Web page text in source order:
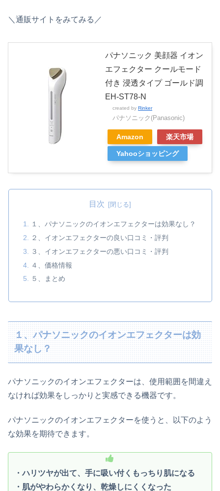
＼通販サイトをみてみる／
パナソニック 美顔器 イオン
エフェクター クールモード
付き 浸透タイプ ゴールド調
EH-ST78-N
created by Rinker
パナソニック(Panasonic)
Amazon 楽天市場
Yahooショッピング
目次
１、パナソニックのイオンエフェクターは効果なし？
２、イオンエフェクターの良い口コミ・評判
３、イオンエフェクターの悪い口コミ・評判
４、価格情報
５、まとめ
１、パナソニックのイオンエフェクターは効
果なし？
パナソニックのイオンエフェクターは、使用範囲を間違え
なければ効果をしっかりと実感できる機器です。
パナソニックのイオンエフェクターを使うと、以下のよう
な効果を期待できます。
・ハリツヤが出て、手に吸い付くもっちり肌になる
・肌がやわらかくなり、乾燥しにくくなった